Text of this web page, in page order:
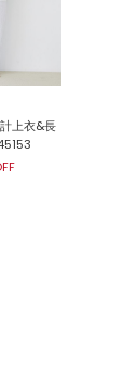
上衣&長